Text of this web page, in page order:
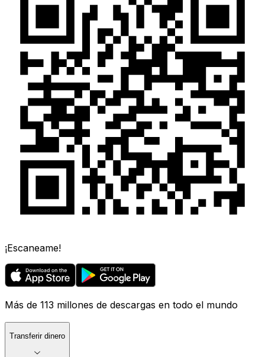
¡Escaneame!
Más de 113 millones de descargas en todo el mundo
Transferir dinero